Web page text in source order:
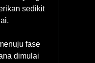
sedikit
fase
dimulai